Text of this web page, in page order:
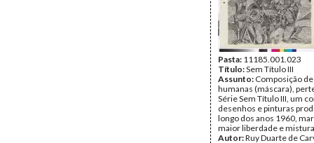
Pasta: 11185.001.023
Título:Sem Título III
Assunto: Composição
humanas (máscara),
Série Sem Título III, um
desenhos e pinturas
longo dos anos 1960,
maior liberdade e
Autor:Ruy Duarte de